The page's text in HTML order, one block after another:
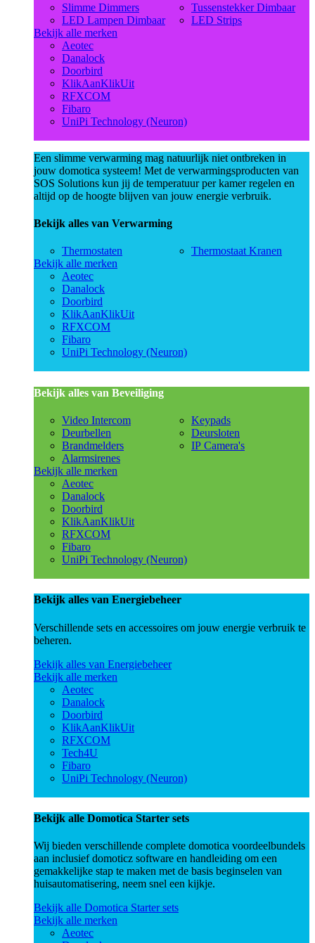
Slimme Dimmers
LED Lampen Dimbaar
Tussenstekker Dimbaar
LED Strips
Bekijk alle merken
Aeotec
Danalock
Doorbird
KlikAanKlikUit
RFXCOM
Fibaro
UniPi Technology (Neuron)
Een slimme verwarming mag natuurlijk niet ontbreken in
jouw domotica systeem! Met de verwarmingsproducten van
SOS Solutions kun jij de temperatuur per kamer regelen en
altijd op de hoogte blijven van jouw energie verbruik.
Bekijk alles van Verwarming
Thermostaten
Thermostaat Kranen
Bekijk alle merken
Aeotec
Danalock
Doorbird
KlikAanKlikUit
RFXCOM
Fibaro
UniPi Technology (Neuron)
Bekijk alles van Beveiliging
Video Intercom
Deurbellen
Brandmelders
Alarmsirenes
Keypads
Deursloten
IP Camera's
Bekijk alle merken
Aeotec
Danalock
Doorbird
KlikAanKlikUit
RFXCOM
Fibaro
UniPi Technology (Neuron)
Bekijk alles van Energiebeheer
Verschillende sets en accessoires om jouw energie verbruik te
beheren.
Bekijk alles van Energiebeheer
Bekijk alle merken
Aeotec
Danalock
Doorbird
KlikAanKlikUit
RFXCOM
Tech4U
Fibaro
UniPi Technology (Neuron)
Bekijk alle Domotica Starter sets
Wij bieden verschillende complete domotica voordeelbundels
aan inclusief domoticz software en handleiding om een
gemakkelijke stap te maken met de basis beginselen van
huisautomatisering, neem snel een kijkje.
Bekijk alle Domotica Starter sets
Bekijk alle merken
Aeotec